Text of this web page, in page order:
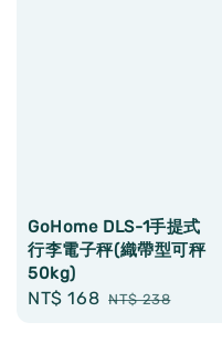
GoHome DLS-1手提式
行李電子秤(織帶型可秤
50kg)
Sale
NT$ 168 Regular
NT$ 238